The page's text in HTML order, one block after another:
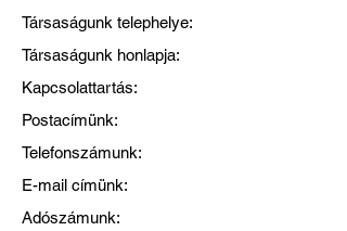
Társaságunk telephelye:
Társaságunk honlapja:
Kapcsolattartás:
Postacímünk:
Telefonszámunk:
E-mail címünk:
Adószámunk: